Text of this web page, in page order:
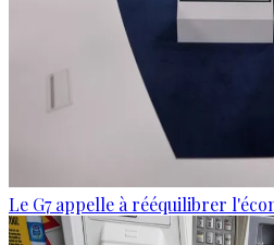
Le G7 appelle à rééquilibrer